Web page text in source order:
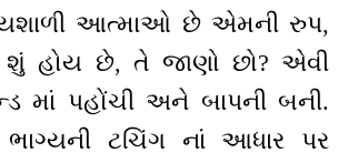
આત્માઓ છે એમની રુપ,
હોય છે, તે જાણો છો? એવી
માં પહોંચી અને બાપની બની.
ભાગ્યની ટચિંગ નાં આધાર પર